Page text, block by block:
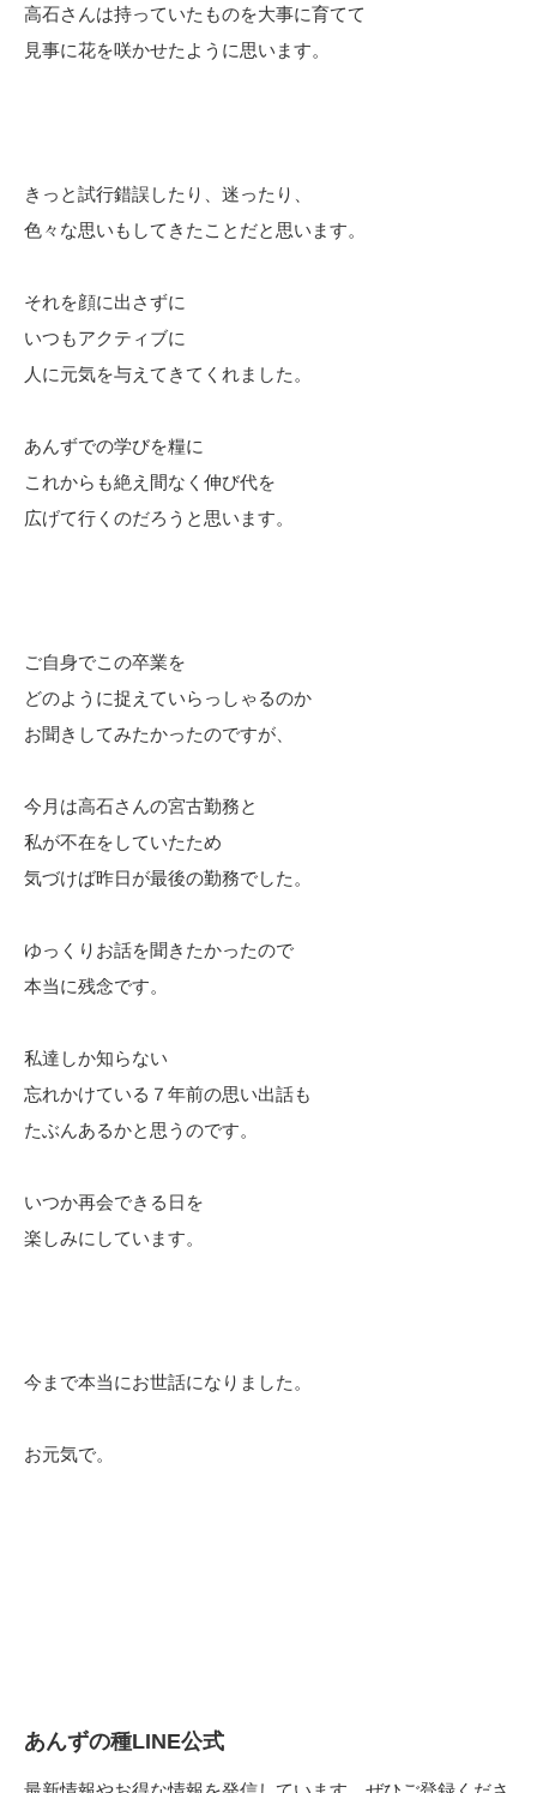
高石さんは持っていたものを大事に育てて
見事に花を咲かせたように思います。
きっと試行錯誤したり、迷ったり、
色々な思いもしてきたことだと思います。
それを顔に出さずに
いつもアクティブに
人に元気を与えてきてくれました。
あんずでの学びを糧に
これからも絶え間なく伸び代を
広げて行くのだろうと思います。
ご自身でこの卒業を
どのように捉えていらっしゃるのか
お聞きしてみたかったのですが、
今月は高石さんの宮古勤務と
私が不在をしていたため
気づけば昨日が最後の勤務でした。
ゆっくりお話を聞きたかったので
本当に残念です。
私達しか知らない
忘れかけている７年前の思い出話も
たぶんあるかと思うのです。
いつか再会できる日を
楽しみにしています。
今まで本当にお世話になりました。
お元気で。
あんずの種LINE公式